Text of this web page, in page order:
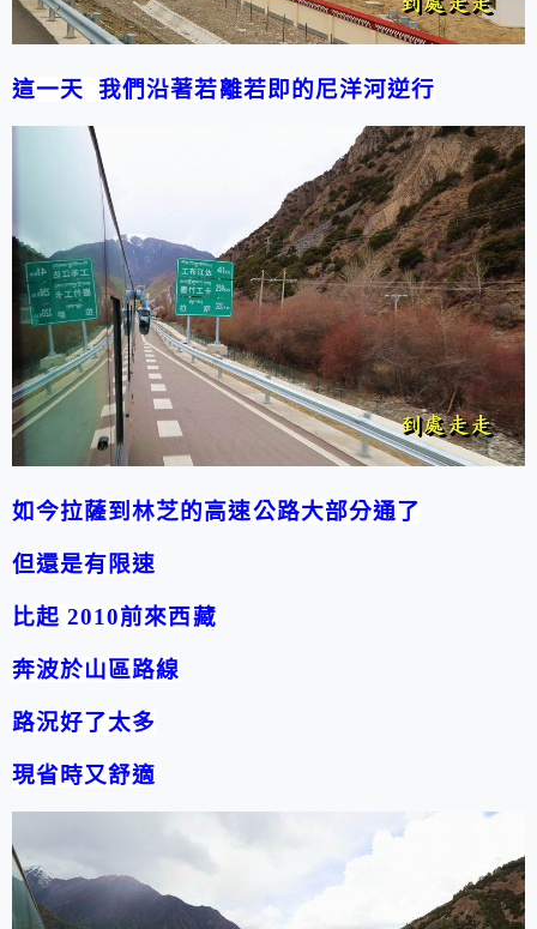
這一天 我們沿著若離若即的尼洋河逆行
如今拉薩到林芝的高速公路大部分通了
但還是有限速
比起 2010前來西藏
奔波於山區路線
路況好了太多
現省時又舒適